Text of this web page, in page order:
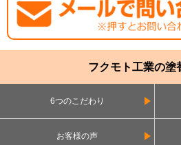
フクモト工業の塗
6つのこだわり
お客様の声